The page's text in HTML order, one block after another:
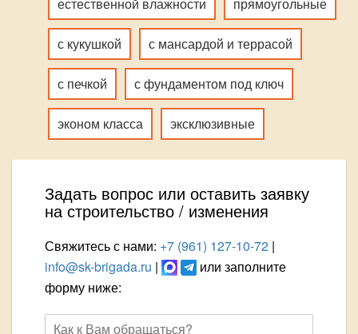
с кукушкой с мансардой и террасой
с печкой с фундаментом под ключ
эконом класса эксклюзивные
Задать вопрос или оставить заявку
на строительство / изменения
Свяжитесь с нами: +7 (961) 127-10-72 |
info@sk-brigada.ru |
или заполните
форму ниже: